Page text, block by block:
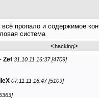
пропало и содержимое
система
<hacking>
- Zef 31.10.11 16:37 [4709]
07.11.11 16:47 [5109]